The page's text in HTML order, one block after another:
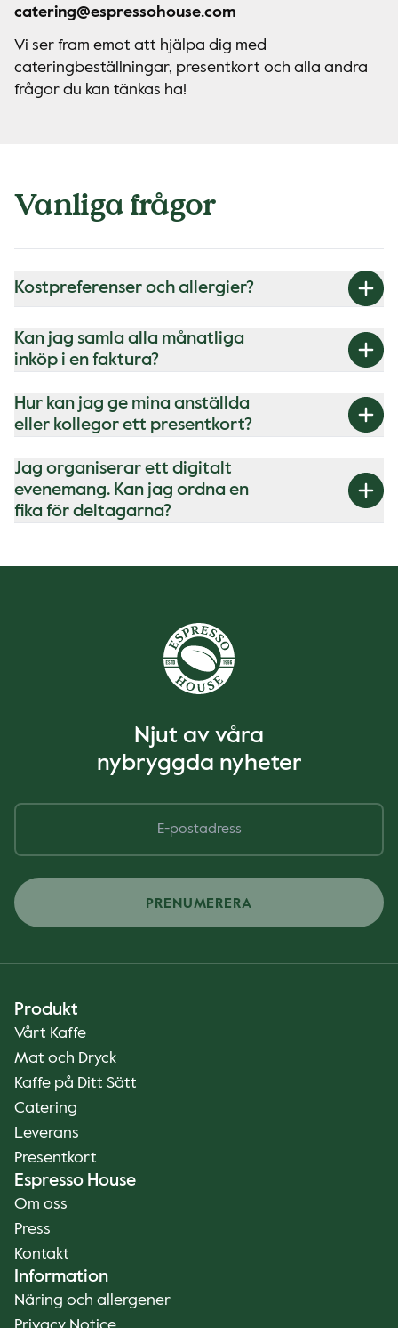
catering@espressohouse.com
Vi ser fram emot att hjälpa dig med
cateringbeställningar, presentkort och alla andra
frågor du kan tänkas ha!
Vanliga frågor
Kostpreferenser och allergier?
Kan jag samla alla månatliga
inköp i en faktura?
Hur kan jag ge mina anställda
eller kollegor ett presentkort?
Jag organiserar ett digitalt
evenemang. Kan jag ordna en
fika för deltagarna?
Njut av våra
nybryggda nyheter
PRENUMERERA
Produkt
Vårt Kaffe
Mat och Dryck
Kaffe på Ditt Sätt
Catering
Leverans
Presentkort
Espresso House
Om oss
Press
Kontakt
Information
Näring och allergener